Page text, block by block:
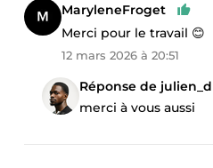
MaryleneFroget
Merci pour le travail 😊
12 mars 2026 à 20:51
Réponse de
merci à vous aussi